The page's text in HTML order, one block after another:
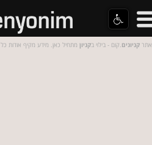
אתר קניונים.קום - בילוי בקניון מתחיל כאן. מידע מקיף אודות כל